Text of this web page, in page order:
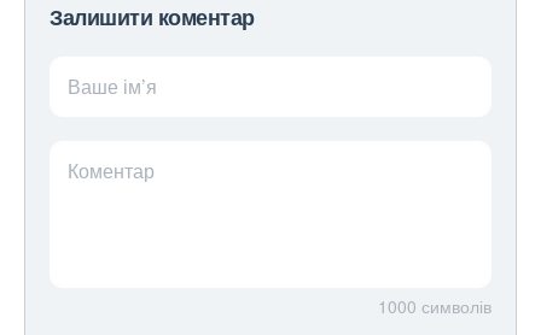
Залишити коментар
Ваше ім’я
Коментар
1000 символів